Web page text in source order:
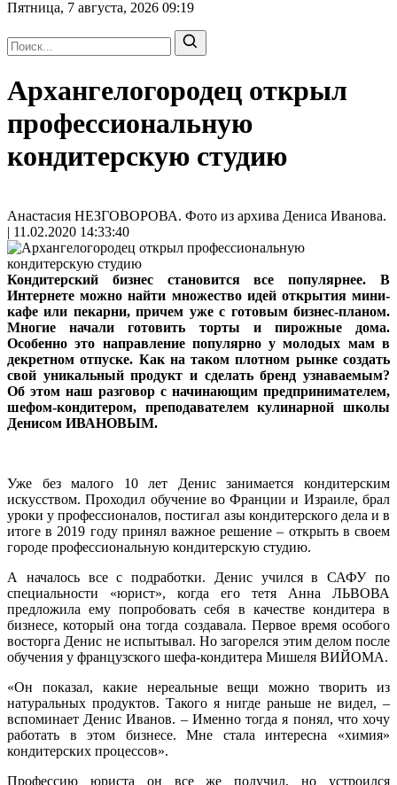
Пятница, 7 августа, 2026 09:19
Архангелогородец открыл
профессиональную
кондитерскую студию
Анастасия НЕЗГОВОРОВА. Фото из архива Дениса Иванова.
| 11.02.2020 14:33:40
Кондитерский бизнес становится все популярнее. В
Интернете можно найти множество идей открытия мини-
кафе или пекарни, причем уже с готовым бизнес-планом.
Многие начали готовить торты и пирожные дома.
Особенно это направление популярно у молодых мам в
декретном отпуске. Как на таком плотном рынке создать
свой уникальный продукт и сделать бренд узнаваемым?
Об этом наш разговор с начинающим предпринимателем,
шефом-кондитером, преподавателем кулинарной школы
Денисом ИВАНОВЫМ.
Уже без малого 10 лет Денис занимается кондитерским
искусством. Проходил обучение во Франции и Израиле, брал
уроки у профессионалов, постигал азы кондитерского дела и в
итоге в 2019 году принял важное решение – открыть в своем
городе профессиональную кондитерскую студию.
А началось все с подработки. Денис учился в САФУ по
специальности «юрист», когда его тетя Анна ЛЬВОВА
предложила ему попробовать себя в качестве кондитера в
бизнесе, который она тогда создавала. Первое время особого
восторга Денис не испытывал. Но загорелся этим делом после
обучения у французского шефа-кондитера Мишеля ВИЙОМА.
«Он показал, какие нереальные вещи можно творить из
натуральных продуктов. Такого я нигде раньше не видел, –
вспоминает Денис Иванов. – Именно тогда я понял, что хочу
работать в этом бизнесе. Мне стала интересна «химия»
кондитерских процессов».
Профессию юриста он все же получил, но устроился